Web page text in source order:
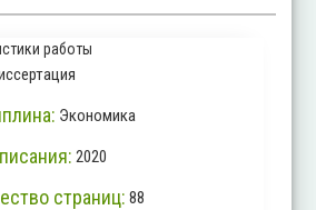
работы
Экономика
2020
страниц: 88